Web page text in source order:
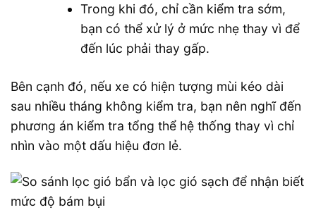
Trong khi đó, chỉ cần kiểm tra sớm,
bạn có thể xử lý ở mức nhẹ thay vì để
đến lúc phải thay gấp.
Bên cạnh đó, nếu xe có hiện tượng mùi kéo dài
sau nhiều tháng không kiểm tra, bạn nên nghĩ đến
phương án kiểm tra tổng thể hệ thống thay vì chỉ
nhìn vào một dấu hiệu đơn lẻ.